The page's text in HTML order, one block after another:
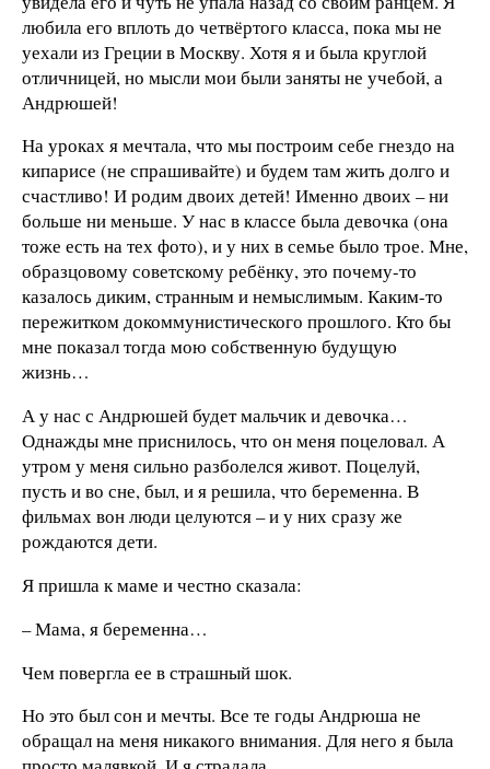
любила его вплоть до четвёртого класса, пока мы не
уехали из Греции в Москву. Хотя я и была круглой
отличницей, но мысли мои были заняты не учебой, а
Андрюшей!
На уроках я мечтала, что мы построим себе гнездо на
кипарисе (не спрашивайте) и будем там жить долго и
счастливо! И родим двоих детей! Именно двоих – ни
больше ни меньше. У нас в классе была девочка (она
тоже есть на тех фото), и у них в семье было трое. Мне,
образцовому советскому ребёнку, это почему-то
казалось диким, странным и немыслимым. Каким-то
пережитком докоммунистического прошлого. Кто бы
мне показал тогда мою собственную будущую
жизнь…
А у нас с Андрюшей будет мальчик и девочка…
Однажды мне приснилось, что он меня поцеловал. А
утром у меня сильно разболелся живот. Поцелуй,
пусть и во сне, был, и я решила, что беременна. В
фильмах вон люди целуются – и у них сразу же
рождаются дети.
Я пришла к маме и честно сказала:
– Мама, я беременна…
Чем повергла ее в страшный шок.
Но это был сон и мечты. Все те годы Андрюша не
обращал на меня никакого внимания. Для него я была